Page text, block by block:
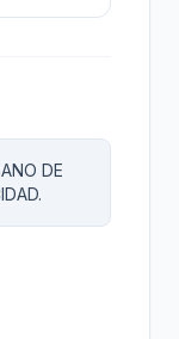
DE